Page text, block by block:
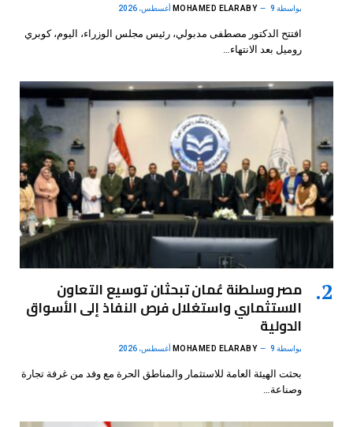
بواسطة MOHAMED ELARABY 9 أغسطس، 2026
افتتح الدكتور مصطفى مدبولي، رئيس مجلس الوزراء، اليوم، كوبري
روميل بعد الانتهاء…
مصر وسلطنة عُمان تبحثان توسيع التعاون
الاستثماري واستغلال فرص النفاذ إلى الأسواق
الدولية
بواسطة MOHAMED ELARABY 9 أغسطس، 2026
بحثت الهيئة العامة للاستثمار والمناطق الحرة مع وفد من غرفة تجارة
وصناعة…